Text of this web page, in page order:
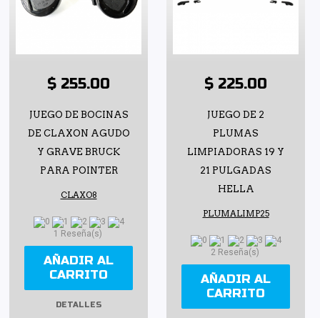
$ 255.00
JUEGO DE BOCINAS
DE CLAXON AGUDO
Y GRAVE BRUCK
PARA POINTER
CLAXO8
1 Reseña(s)
AÑADIR AL
CARRITO
DETALLES
$ 225.00
JUEGO DE 2
PLUMAS
LIMPIADORAS 19 Y
21 PULGADAS
HELLA
PLUMALIMP25
2 Reseña(s)
AÑADIR AL
CARRITO